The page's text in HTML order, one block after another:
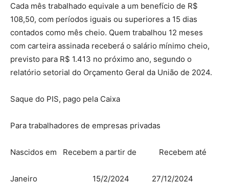
Cada mês trabalhado equivale a um benefício de R$
108,50, com períodos iguais ou superiores a 15 dias
contados como mês cheio. Quem trabalhou 12 meses
com carteira assinada receberá o salário mínimo cheio,
previsto para R$ 1.413 no próximo ano, segundo o
relatório setorial do Orçamento Geral da União de 2024.
Saque do PIS, pago pela Caixa
Para trabalhadores de empresas privadas
Nascidos em Recebem a partir de Recebem até
Janeiro 15/2/2024 27/12/2024